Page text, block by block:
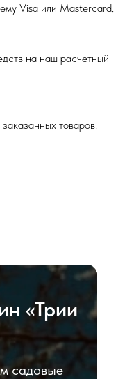
Visa или Mastercard.
на наш расчетный
товаров.
«Трии
садовые